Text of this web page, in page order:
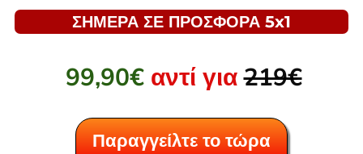
ΣΗΜΕΡΑ ΣΕ ΠΡΟΣΦΟΡΑ 5x1
99,90€ αντί για219€
Παραγγείλτε το τώρα